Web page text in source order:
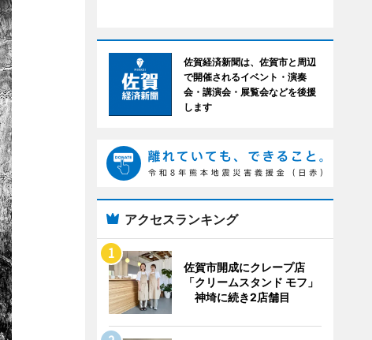
佐賀経済新聞は、佐賀市と周辺
で開催されるイベント・演奏
会・講演会・展覧会などを後援
します
アクセスランキング
佐賀市開成にクレープ店
「クリームスタンド モフ」
神埼に続き2店舗目